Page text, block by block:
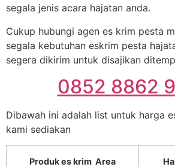
segala jenis acara hajatan anda.
Cukup hubungi agen es krim pesta
segala kebutuhan eskrim pesta
segera dikirim untuk disajikan
0852 8862
Dibawah ini adalah list untuk harga
kami sediakan
Produk es krim Area